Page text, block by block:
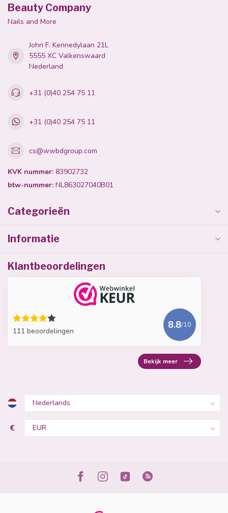
Beauty Company
Nails and More
John F. Kennedylaan 21L
5555 XC Valkenswaard
Nederland
+31 (0)40 254 75 11
+31 (0)40 254 75 11
cs@wwbdgroup.com
KVK nummer: 83902732
btw-nummer: NL863027040B01
Categorieën
Informatie
Klantbeoordelingen
111 beoordelingen
8.8/10
Bekijk meer
€